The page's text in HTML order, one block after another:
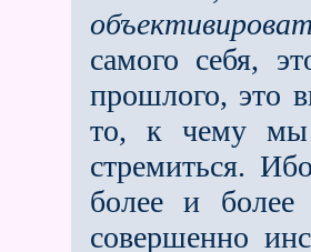
самого себя,
прошлого, это
то, к чему мы
стремиться.
более и более
совершенно